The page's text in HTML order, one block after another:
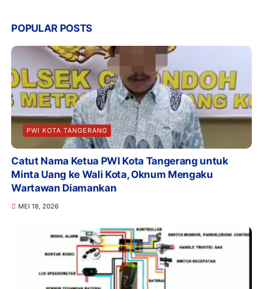
POPULAR POSTS
PWI KOTA TANGERANG
Catut Nama Ketua PWI Kota Tangerang untuk
Minta Uang ke Wali Kota, Oknum Mengaku
Wartawan Diamankan
MEI 18, 2026